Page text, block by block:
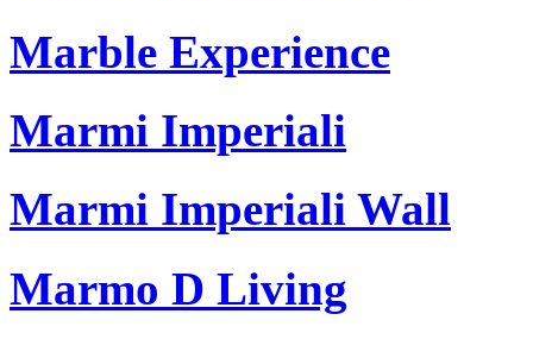
Marble Experience
Marmi Imperiali
Marmi Imperiali Wall
Marmo D Living